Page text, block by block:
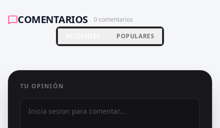
COMENTARIOS 0 comentarios
POPULARES
TU OPINIÓN